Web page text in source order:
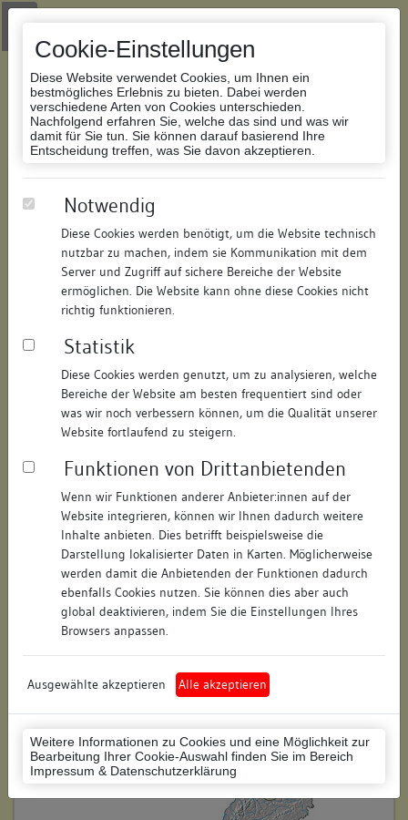
Cookie-Einstellungen
Diese Website verwendet Cookies, um Ihnen ein
bestmögliches Erlebnis zu bieten. Dabei werden
verschiedene Arten von Cookies unterschieden.
Nachfolgend erfahren Sie, welche das sind und was wir
damit für Sie tun. Sie können darauf basierend Ihre
Entscheidung treffen, was Sie davon akzeptieren.
Notwendig
Diese Cookies werden benötigt, um die Website technisch
nutzbar zu machen, indem sie Kommunikation mit dem
Server und Zugriff auf sichere Bereiche der Website
ermöglichen. Die Website kann ohne diese Cookies nicht
richtig funktionieren.
Statistik
Diese Cookies werden genutzt, um zu analysieren, welche
Bereiche der Website am besten frequentiert sind oder
was wir noch verbessern können, um die Qualität unserer
Website fortlaufend zu steigern.
Funktionen von Drittanbietenden
Wenn wir Funktionen anderer Anbieter:innen auf der
Website integrieren, können wir Ihnen dadurch weitere
Inhalte anbieten. Dies betrifft beispielsweise die
Darstellung lokalisierter Daten in Karten. Möglicherweise
werden damit die Anbietenden der Funktionen dadurch
ebenfalls Cookies nutzen. Sie können dies aber auch
global deaktivieren, indem Sie die Einstellungen Ihres
Browsers anpassen.
Ausgewählte akzeptieren Alle akzeptieren
Weitere Informationen zu Cookies und eine Möglichkeit zur
Bearbeitung Ihrer Cookie-Auswahl finden Sie im Bereich
Impressum & Datenschutzerklärung
Zur Navigation springen
Zum Inhalt der Website springen
Datenbank Bauforschung/Restaurierung
174410235812/Datum:04.05.2016
Datenbestand:
Bauforschung und Restaurierung
Als PDF herunterladen:
Objektdaten
Straße: Aiperturmstraße
Hausnummer: keine
Postleitzahl: 74354
Stadt-Teilort: Besigheim
Regierungsbezirk: Stuttgart
Ludwigsburg (Landkreis)
Wohnplatzschlüssel: 8118007001
Flurstücknummer: keine
Historischer Straßenname: keiner
Lage des Wohnplatzes: